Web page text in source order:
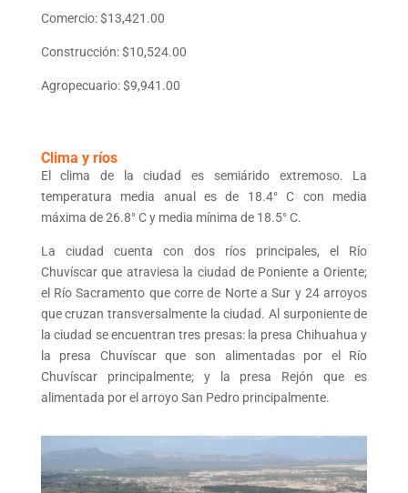
Comercio: $13,421.00
Construcción: $10,524.00
Agropecuario: $9,941.00
Clima y ríos
El clima de la ciudad es semiárido extremoso. La
temperatura media anual es de 18.4° C con media
máxima de 26.8° C y media mínima de 18.5° C.
La ciudad cuenta con dos ríos principales, el Río
Chuvíscar que atraviesa la ciudad de Poniente a Oriente;
el Río Sacramento que corre de Norte a Sur y 24 arroyos
que cruzan transversalmente la ciudad. Al surponiente de
la ciudad se encuentran tres presas: la presa Chihuahua y
la presa Chuvíscar que son alimentadas por el Río
Chuvíscar principalmente; y la presa Rejón que es
alimentada por el arroyo San Pedro principalmente.